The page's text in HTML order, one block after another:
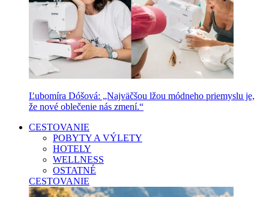
Ľubomíra Dóšová: „Najväčšou lžou módneho priemyslu je,
že nové oblečenie nás zmení.“
CESTOVANIE
POBYTY A VÝLETY
HOTELY
WELLNESS
OSTATNÉ
CESTOVANIE